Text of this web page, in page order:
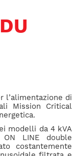
l’alimentazione di
Mission Critical
modelli da 4 kVA
LINE double
costantemente